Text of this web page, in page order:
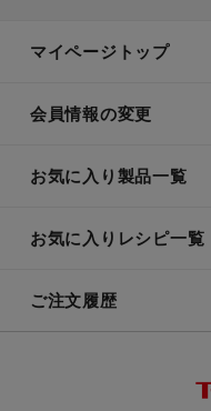
マイページトップ
会員情報の変更
お気に入り製品一覧
お気に入りレシピ一覧
ご注文履歴